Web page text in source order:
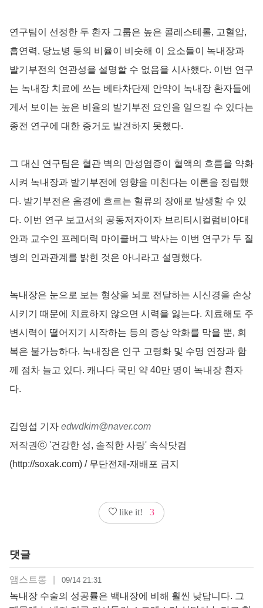
연구팀이 선정한 두 환자 그룹은 높은 콜레스테롤, 고혈압,
흡연력, 당뇨병 등의 비율이 비슷해 이 요소들이 녹내장과
발기부전의 연관성을 설명할 수 없음을 시사했다. 이번 연구
는 녹내장 치료에 쓰는 베타차단제 안약이 녹내장 환자들에
게서 보이는 높은 비율의 발기부전 요인을 일으킬 수 있다는
종전 연구에 대한 증거도 발견하지 못했다.
그 대신 연구팀은 혈관 벽의 만성염증이 혈액의 흐름을 약화
시켜 녹내장과 발기부전에 영향을 미친다는 이론을 정립했
다. 발기부전은 음경에 흐르는 혈류의 장애로 발생할 수 있
다. 이번 연구 보고서의 공동저자이자 브리티시컬럼비아대
안과 교수인 프레더릭 마이클버그 박사는 이번 연구가 두 질
병의 인과관계를 밝힌 것은 아니라고 설명했다.
녹내장은 눈으로 보는 형상을 뇌로 전달하는 시신경을 손상
시키기 때문에 치료하지 않으면 시력을 잃는다. 치료해도 주
변시력이 떨어지기 시작하는 등의 증상 악화를 막을 뿐, 회
복은 불가능하다. 녹내장은 인구 고령화 및 수명 연장과 함
께 점차 늘고 있다. 캐나다 국민 약 40만 명이 녹내장 환자
다.
김영섭 기자 edwdkim@naver.com
저작권ⓒ '건강한 성, 솔직한 사랑' 속삭닷컴
(http://soxak.com) / 무단전재-재배포 금지
like it! 3
댓글
앰스트롱 09/14 21:31
녹내장 수술의 성공률은 백내장에 비해 훨씬 낮답니다. 그